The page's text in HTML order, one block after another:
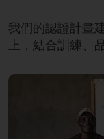
我們的認證計畫
上，結合訓練、